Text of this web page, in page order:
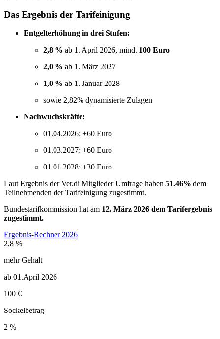
Das Ergebnis der Tarifeinigung
Entgelterhöhung in drei Stufen:
2,8 % ab 1. April 2026, mind. 100 Euro
2,0 % ab 1. März 2027
1,0 % ab 1. Januar 2028
sowie 2,82% dynamisierte Zulagen
Nachwuchskräfte:
01.04.2026: +60 Euro
01.03.2027: +60 Euro
01.01.2028: +30 Euro
Laut Ergebnis der Ver.di Mitglieder Umfrage haben 51.46% dem
Teilnehmenden der Tarifeinigung zugestimmt.
Bundestarifkommission hat am 12. März 2026 dem Tarifergebnis
zugestimmt.
Ergebnis-Rechner 2026
2,8 %
mehr Gehalt
ab 01.April 2026
100 €
Sockelbetrag
2 %